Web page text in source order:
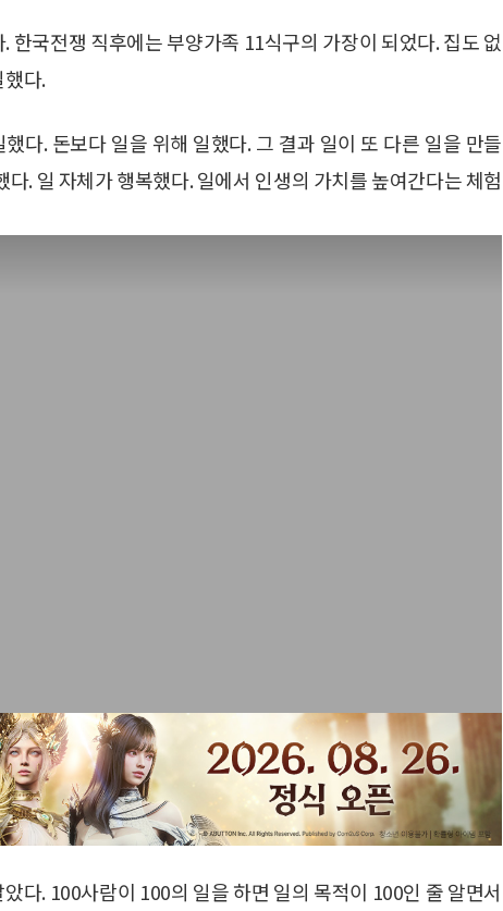
한국전쟁 직후에는 부양가족 11식구의 가장이 되었다. 집도 없
다.
다. 돈보다 일을 위해 일했다. 그 결과 일이 또 다른 일을 만들
. 일 자체가 행복했다. 일에서 인생의 가치를 높여간다는 체험
다. 100사람이 100의 일을 하면 일의 목적이 100인 줄 알면서